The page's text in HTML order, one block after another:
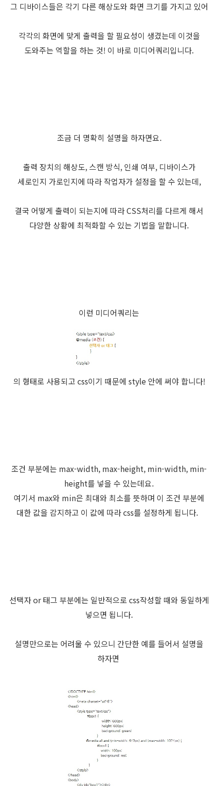
그 디바이스들은 각기 다른 해상도와 화면 크기를 가지고 있어
각각의 화면에 맞게 출력을 할 필요성이 생겼는데 이것을
도와주는 역할을 하는 것! 이 바로 미디어쿼리입니다.
조금 더 명확히 설명을 하자면요.
출력 장치의 해상도, 스캔 방식, 인쇄 여부, 디바이스가
세로인지 가로인지에 따라 작업자가 설정을 할 수 있는데,
결국 어떻게 출력이 되는지에 따라 CSS처리를 다르게 해서
다양한 상황에 최적화할 수 있는 기법을 말합니다.
이런 미디어쿼리는
의 형태로 사용되고 css이기 때문에 style 안에 써야 합니다!
조건 부분에는 max-width, max-height, min-width, min-
height를 넣을 수 있는데요.
여기서 max와 min은 최대와 최소를 뜻하며 이 조건 부분에
대한 값을 감지하고 이 값에 따라 css를 설정하게 됩니다.
선택자 or 태그 부분에는 일반적으로 css작성할 때와 동일하게
넣으면 됩니다.
설명만으로는 어려울 수 있으니 간단한 예를 들어서 설명을
하자면